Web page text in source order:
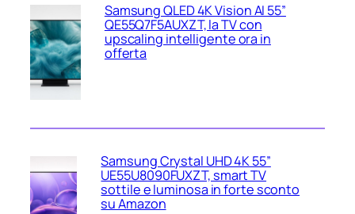
Samsung QLED 4K Vision AI 55”
QE55Q7F5AUXZT, la TV con
upscaling intelligente ora in
offerta
Samsung Crystal UHD 4K 55”
UE55U8090FUXZT, smart TV
sottile e luminosa in forte sconto
su Amazon